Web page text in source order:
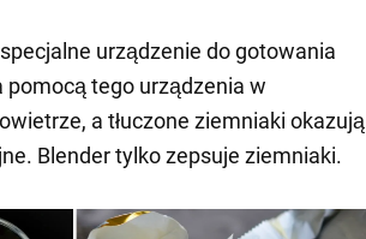
urządzenie do gotowania
pomocą tego urządzenia w
a tłuczone ziemniaki okazują
Blender tylko zepsuje ziemniaki.